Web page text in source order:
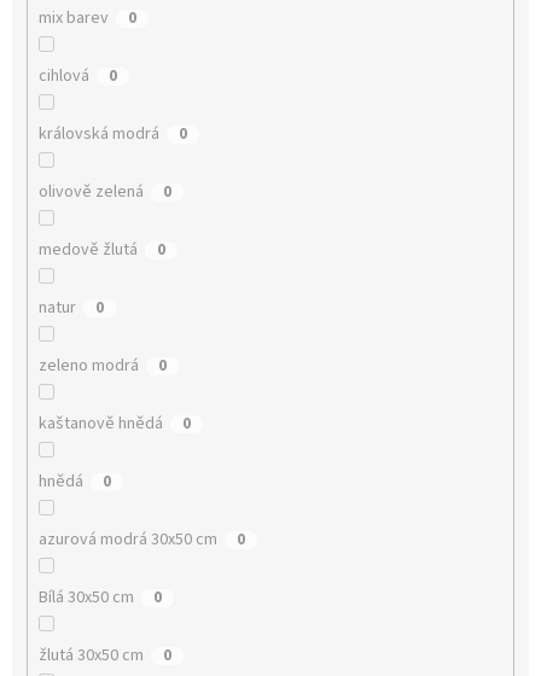
mix barev 0
cihlová 0
královská modrá 0
olivově zelená 0
medově žlutá 0
natur 0
zeleno modrá 0
kaštanově hnědá 0
hnědá 0
azurová modrá 30x50 cm 0
Bílá 30x50 cm 0
žlutá 30x50 cm 0